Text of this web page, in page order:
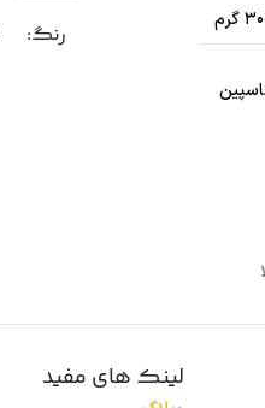
گرم
رنگ
لینک های مفید